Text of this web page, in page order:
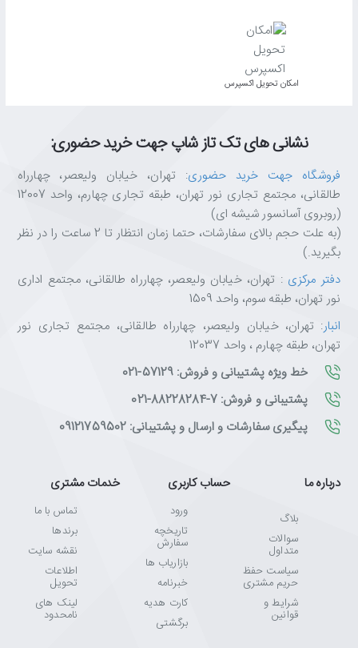
اﻣﮑﺎن ﺗﺤﻮﯾﻞ اﮐﺴﭙﺮس
نشانی های تک تاز شاپ جهت خرید حضوری:
فروشگاه جهت خرید حضوری: تهران، خیابان ولیعصر، چهارراه
طالقانی، مجتمع تجاری نور تهران، طبقه تجاری چهارم، واحد 12007
(روبروی آسانسور شیشه ای)
(به علت حجم بالای سفارشات، حتما زمان انتظار تا 2 ساعت را در نظر
بگیرید.)
دفتر مرکزی : تهران، خیابان ولیعصر، چهارراه طالقانی، مجتمع اداری
نور تهران، طبقه سوم، واحد 1509
انبار: تهران، خیابان ولیعصر، چهارراه طالقانی، مجتمع تجاری نور
تهران، طبقه چهارم ، واحد 12037
خط ویژه پشتیبانی و فروش: 57129-021
پشتیبانی و فروش: 7-88228284-021
پیگیری سفارشات و ارسال و پشتیبانی: 09121759502
درباره ما
بلاگ
سوالات
متداول
سیاست حفظ
حریم مشتری
شرایط و
قوانین
حساب کاربری
ورود
تاریخچه
سفارش
بازاریاب ها
خبرنامه
کارت هدیه
برگشتی
خدمات مشتری
تماس با ما
برندها
نقشه سایت
اطلاعات
تحویل
لینک های
نامحدود